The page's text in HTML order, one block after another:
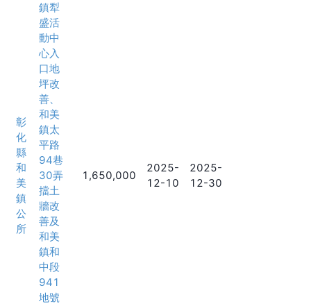
彰
化
縣
和
美
鎮
公
所
鎮犁
盛活
動中
心入
口地
坪改
善、
和美
鎮太
平路
94巷
30弄
擋土
牆改
善及
和美
鎮和
中段
941
地號
1,650,000
2025-
12-10
2025-
12-30